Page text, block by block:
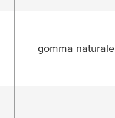
gomma naturale